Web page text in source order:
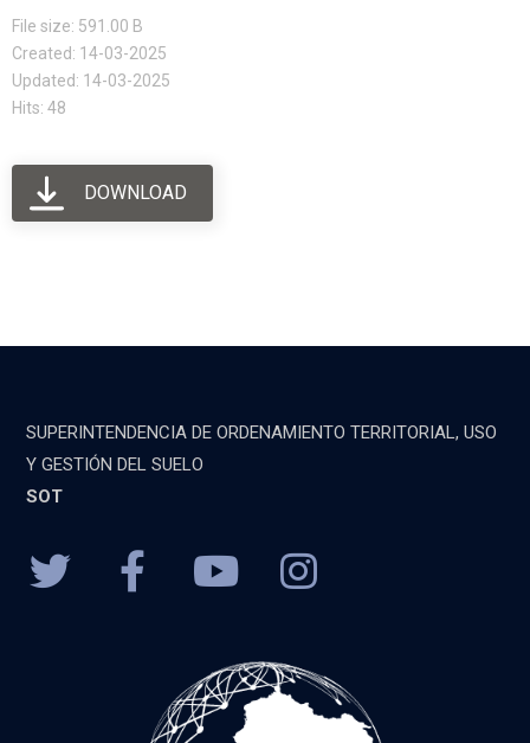
File size: 591.00 B
Created: 14-03-2025
Updated: 14-03-2025
Hits: 48
DOWNLOAD
SUPERINTENDENCIA DE ORDENAMIENTO TERRITORIAL, USO
Y GESTIÓN DEL SUELO
SOT